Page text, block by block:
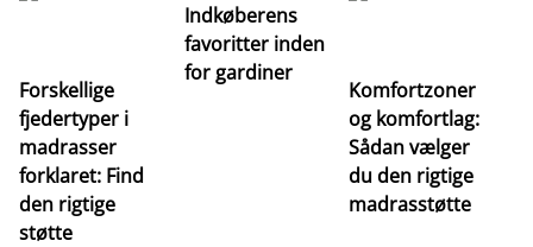
Forskellige
fjedertyper i
madrasser
forklaret: Find
den rigtige
støtte
Indkøberens
favoritter inden
for gardiner
Komfortzoner
og komfortlag:
Sådan vælger
du den rigtige
madrasstøtte